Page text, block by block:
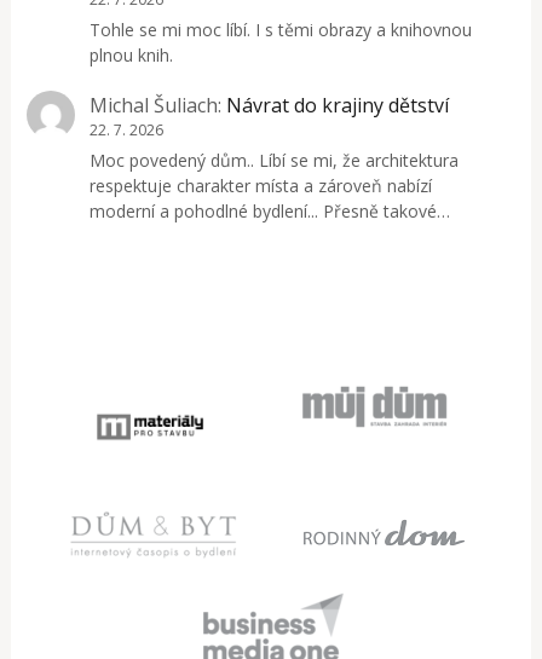
Tohle se mi moc líbí. I s těmi obrazy a knihovnou
plnou knih.
Michal Šuliach: Návrat do krajiny dětství
22. 7. 2026
Moc povedený dům.. Líbí se mi, že architektura
respektuje charakter místa a zároveň nabízí
moderní a pohodlné bydlení... Přesně takové…